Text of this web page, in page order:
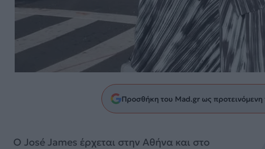
Προσθήκη του Mad.gr ως προτεινόμενη
Ο José James έρχεται στην Αθήνα και στο